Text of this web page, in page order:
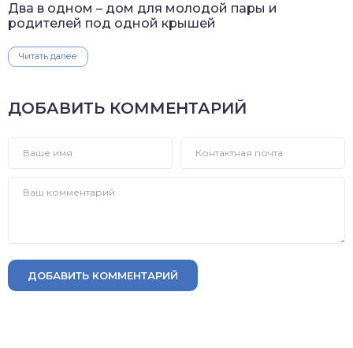
Два в одном – дом для молодой пары и
родителей под одной крышей
Читать далее
ДОБАВИТЬ КОММЕНТАРИЙ
ДОБАВИТЬ КОММЕНТАРИЙ